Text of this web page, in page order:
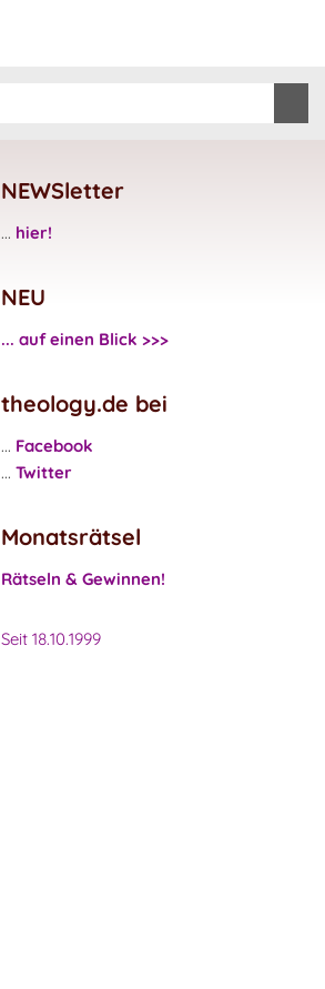
NEWSletter
... hier!
NEU
... auf einen Blick >>>
theology.de bei
... Facebook
... Twitter
Monatsrätsel
Rätseln & Gewinnen!
Seit 18.10.1999